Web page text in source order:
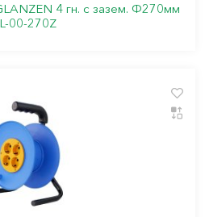
4 гн. с зазем. Ф270мм
00-270Z